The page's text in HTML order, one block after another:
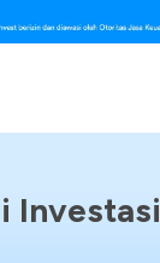
Investasi